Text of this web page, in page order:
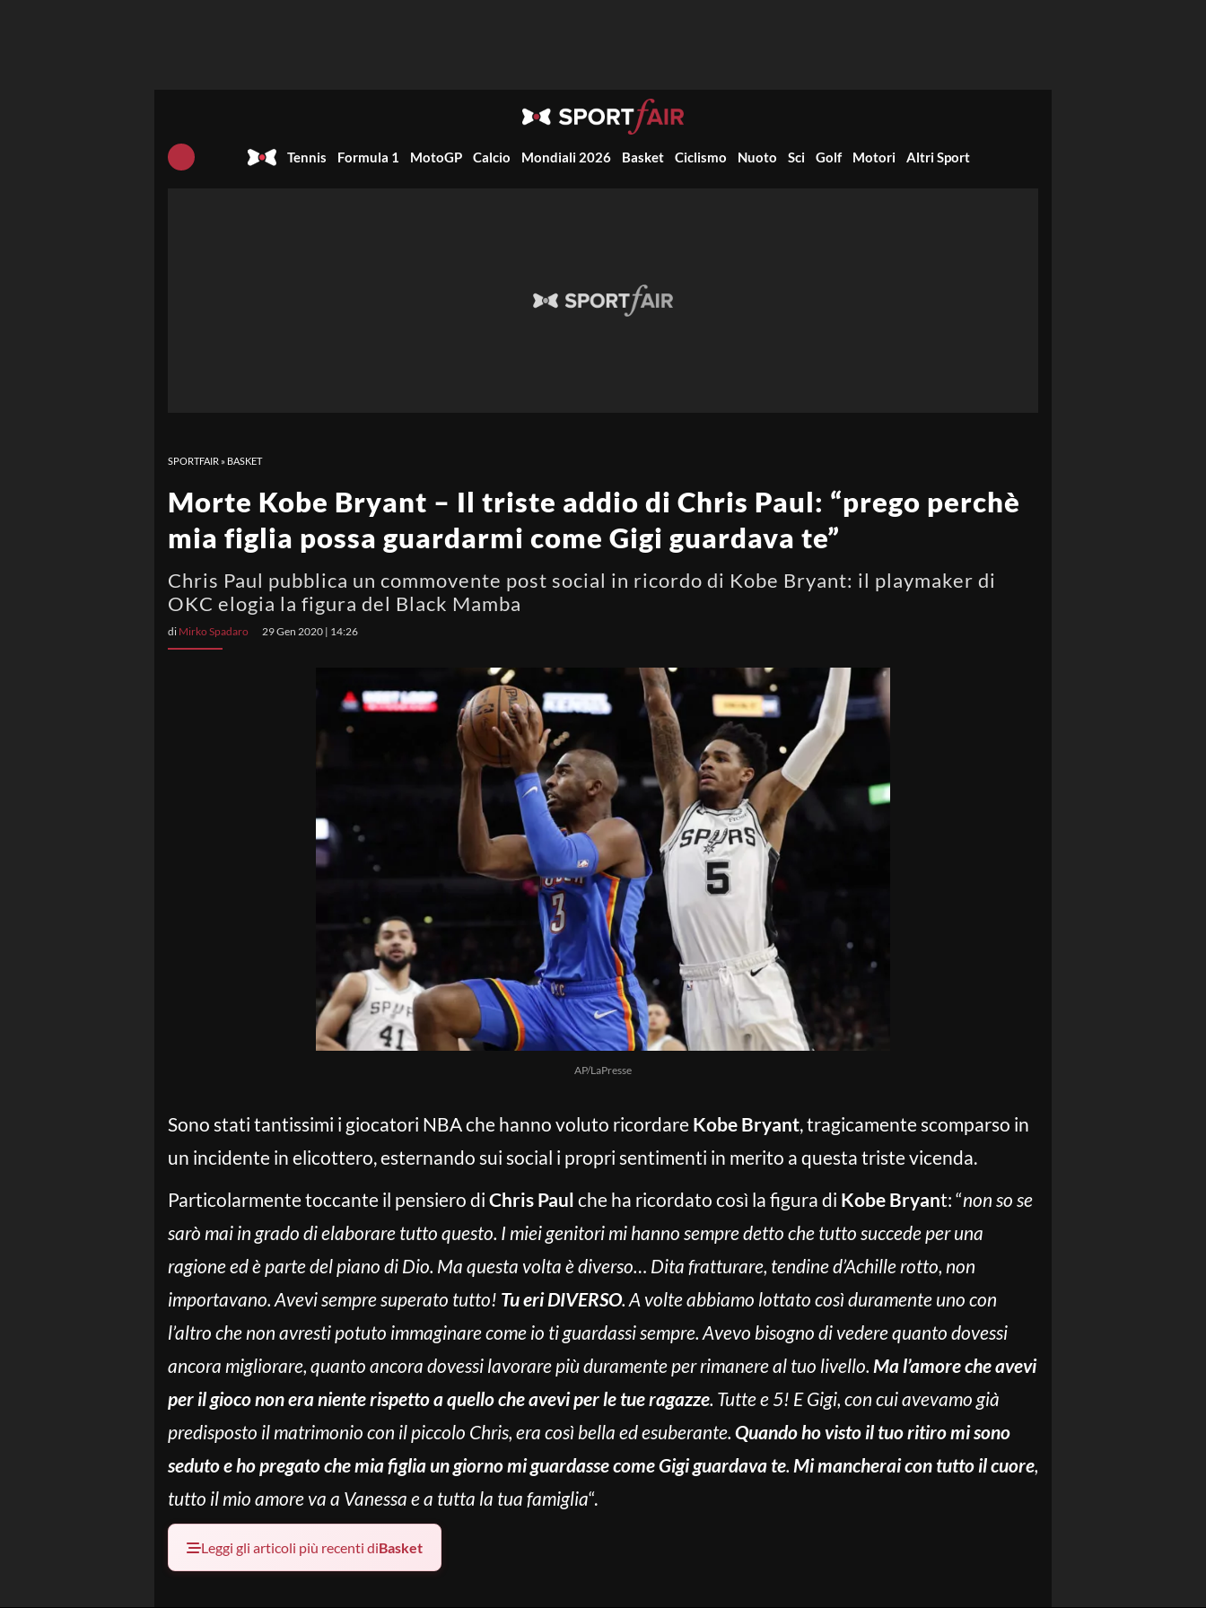
Tennis Formula 1 MotoGP Calcio Mondiali 2026 Basket Ciclismo Nuoto Sci Golf Motori Altri Sport
SPORTFAIR » BASKET
Morte Kobe Bryant – Il triste addio di Chris Paul: “prego perchè
mia figlia possa guardarmi come Gigi guardava te”
Chris Paul pubblica un commovente post social in ricordo di Kobe Bryant: il playmaker di
OKC elogia la figura del Black Mamba
di Mirko Spadaro 29 Gen 2020 | 14:26
AP/LaPresse
Sono stati tantissimi i giocatori NBA che hanno voluto ricordare Kobe Bryant, tragicamente scomparso in
un incidente in elicottero, esternando sui social i propri sentimenti in merito a questa triste vicenda.
Particolarmente toccante il pensiero di Chris Paul che ha ricordato così la figura di Kobe Bryant: “non so se
sarò mai in grado di elaborare tutto questo. I miei genitori mi hanno sempre detto che tutto succede per una
ragione ed è parte del piano di Dio. Ma questa volta è diverso… Dita fratturare, tendine d’Achille rotto, non
importavano. Avevi sempre superato tutto! Tu eri DIVERSO. A volte abbiamo lottato così duramente uno con
l’altro che non avresti potuto immaginare come io ti guardassi sempre. Avevo bisogno di vedere quanto dovessi
ancora migliorare, quanto ancora dovessi lavorare più duramente per rimanere al tuo livello. Mal’amore che avevi
per il gioco non era niente rispetto a quello che avevi per le tue ragazze. Tutte e 5! E Gigi, con cui avevamo già
predisposto il matrimonio con il piccolo Chris, era così bella ed esuberante. Quando ho visto il tuo ritiro mi sono
seduto e ho pregato chemia figlia un giorno mi guardasse come Gigi guardava te. Mi mancherai con tutto il cuore,
tutto il mio amore va a Vanessa e a tutta la tua famiglia“.
Leggi gli articoli più recenti diBasket